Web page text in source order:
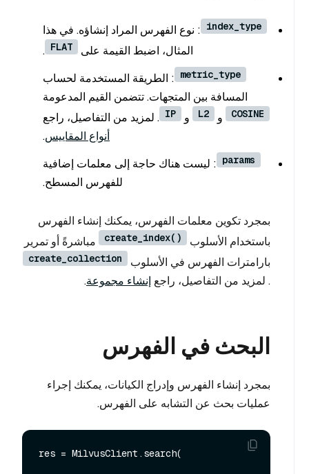
index_type : نوع الفهرس المراد إنشاؤه. في هذا
المثال، اضبط القيمة على
FLAT
.
metric_type : الطريقة المستخدمة لحساب
المسافة بين المتجهات. تتضمن القيم المدعومة
COSINE و L2 و IP . لمزيد من التفاصيل، راجع
أنواع المقاييس.
params : ليست هناك حاجة إلى معلمات إضافية
للفهرس المسطح.
بمجرد تكوين معلمات الفهرس، يمكنك إنشاء الفهرس
باستخدام الأسلوب
create_index()
مباشرةً أو تمرير
بارامترات الفهرس في الأسلوب
create_collection
. لمزيد من التفاصيل، راجع إنشاء مجموعة.
البحث في الفهرس
بمجرد إنشاء الفهرس وإدراج الكيانات، يمكنك إجراء
عمليات بحث عن التشابه على الفهرس.
res = MilvusClient.search(